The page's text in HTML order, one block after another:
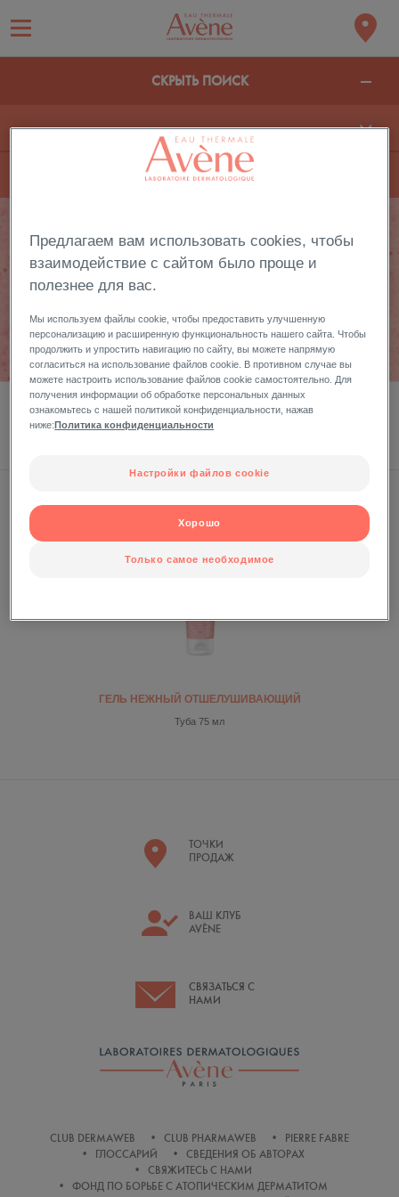
СКРЫТЬ ПОИСК
ЭКСФОЛИАЦИЯ
ДЛЯ УХОДА ЗА ПРОБЛЕМНОЙ И КОМБИНИРОВАННОЙ
КОЖЕЙ ЛИЦА
ГЕЛЬ НЕЖНЫЙ ОТШЕЛУШИВАЮЩИЙ
Туба 75 мл
ТОЧКИ
ПРОДАЖ
ВАШ КЛУБ
AVÈNE
СВЯЗАТЬСЯ С
НАМИ
CLUB DERMAWEB CLUB PHARMAWEB
PIERRE FABRE
ГЛОССАРИЙ
СВЕДЕНИЯ ОБ АВТОРАХ
СВЯЖИТЕСЬ С НАМИ
ФОНД ПО БОРЬБЕ С АТОПИЧЕСКИМ ДЕРМАТИТОМ
Предлагаем вам использовать cookies, чтобы
взаимодействие с сайтом было проще и
полезнее для вас.
Мы используем файлы cookie, чтобы предоставить улучшенную
персонализацию и расширенную функциональность нашего сайта. Чтобы
продолжить и упростить навигацию по сайту, вы можете напрямую
согласиться на использование файлов cookie. В противном случае вы
можете настроить использование файлов cookie самостоятельно. Для
получения информации об обработке персональных данных
ознакомьтесь с нашей политикой конфиденциальности, нажав
ниже:Политика конфиденциальности
Настройки файлов cookie
Только самое необходимое
Хорошо